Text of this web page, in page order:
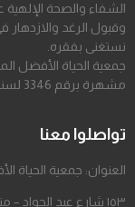
الشفاء والصحة الإلهية
وقبول الرغد
نستغنى بفقره.
جمعية الحياة الأفضل
مشهرة برقم 3346 لسنة 1985 م
تواصلوا معنا
العنوان: جمعية الحياة
١٥٣ شارع عبد